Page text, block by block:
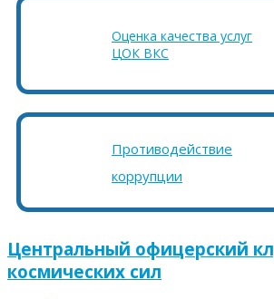
Оценка качества услуг
ЦОК ВКС
Противодействие
коррупции
Центральный офицерский
космических сил